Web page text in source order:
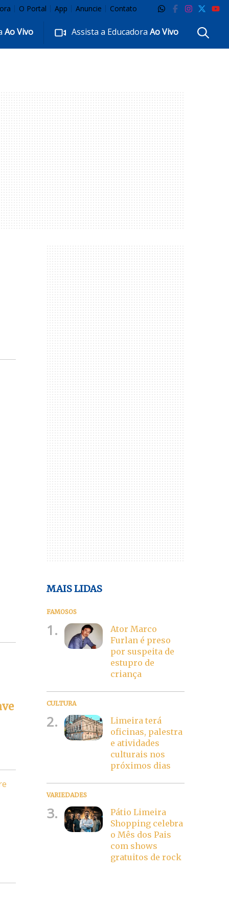
O Portal App Anuncie Contato
Ao Vivo Assista a EducadoraAo Vivo
MAIS LIDAS
FAMOSOS
1.
Ator Marco
Furlan é preso
por suspeita de
estupro de
criança
CULTURA
2.
Limeira terá
oficinas, palestra
e atividades
culturais nos
próximos dias
VARIEDADES
3.
Pátio Limeira
Shopping celebra
o Mês dos Pais
com shows
gratuitos de rock